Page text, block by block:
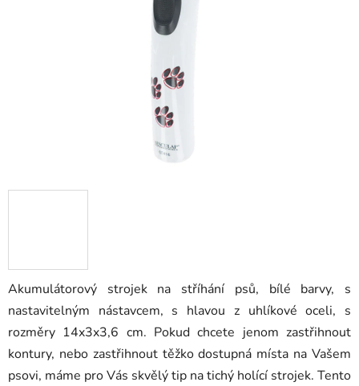
Akumulátorový strojek na stříhání psů, bílé barvy, s
nastavitelným nástavcem, s hlavou z uhlíkové oceli, s
rozměry 14x3x3,6 cm. Pokud chcete jenom zastřihnout
kontury, nebo zastřihnout těžko dostupná místa na Vašem
psovi, máme pro Vás skvělý tip na tichý holící strojek. Tento